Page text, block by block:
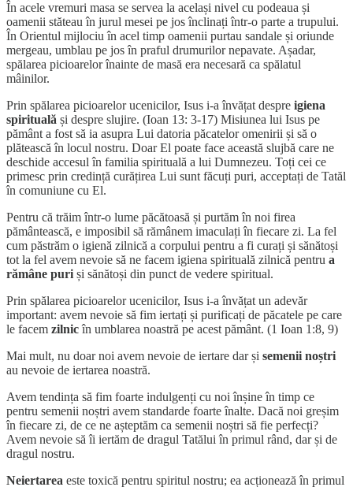
În acele vremuri masa se servea la același nivel cu podeaua și
oamenii stăteau în jurul mesei pe jos înclinați într-o parte a trupului.
În Orientul mijlociu în acel timp oamenii purtau sandale și oriunde
mergeau, umblau pe jos în praful drumurilor nepavate. Așadar,
spălarea picioarelor înainte de masă era necesară ca spălatul
mâinilor.
Prin spălarea picioarelor ucenicilor, Isus i-a învățat despre igiena
spirituală și despre slujire. (Ioan 13: 3-17) Misiunea lui Isus pe
pământ a fost să ia asupra Lui datoria păcatelor omenirii și să o
plătească în locul nostru. Doar El poate face această slujbă care ne
deschide accesul în familia spirituală a lui Dumnezeu. Toți cei ce
primesc prin credință curățirea Lui sunt făcuți puri, acceptați de Tatăl
în comuniune cu El.
Pentru că trăim într-o lume păcătoasă și purtăm în noi firea
pământească, e imposibil să rămânem imaculați în fiecare zi. La fel
cum păstrăm o igienă zilnică a corpului pentru a fi curați și sănătoși
tot la fel avem nevoie să ne facem igiena spirituală zilnică pentru a
rămâne puri și sănătoși din punct de vedere spiritual.
Prin spălarea picioarelor ucenicilor, Isus i-a învățat un adevăr
important: avem nevoie să fim iertați și purificați de păcatele pe care
le facem zilnicîn umblarea noastră pe acest pământ. (1 Ioan 1:8, 9)
Mai mult, nu doar noi avem nevoie de iertare dar și semenii noștri
au nevoie de iertarea noastră.
Avem tendința să fim foarte indulgenți cu noi înșine în timp ce
pentru semenii noștri avem standarde foarte înalte. Dacă noi greșim
în fiecare zi, de ce ne așteptăm ca semenii noștri să fie perfecți?
Avem nevoie să îi iertăm de dragul Tatălui în primul rând, dar și de
dragul nostru.
Neiertarea este toxică pentru spiritul nostru; ea acționează în primul